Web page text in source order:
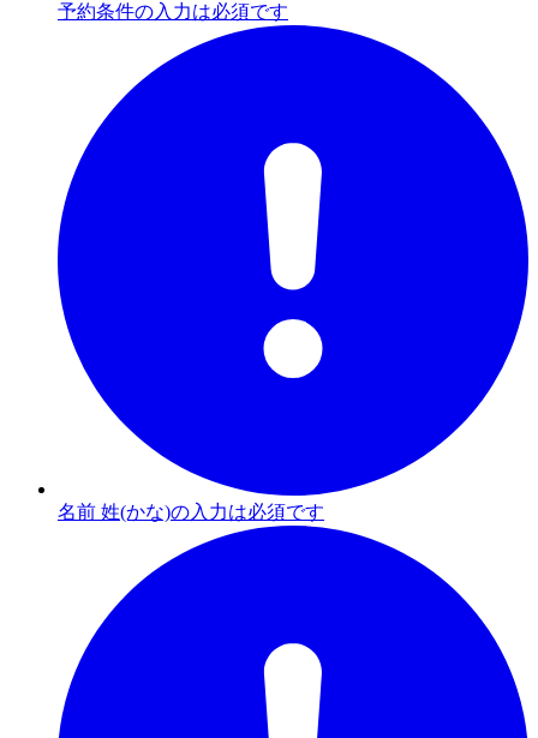
予約条件の入力は必須です
名前 姓(かな)の入力は必須です